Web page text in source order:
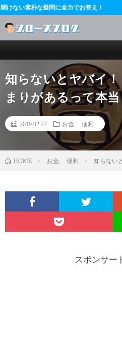
に全力でお答え！
知らないとヤバイ
まりがあるって本
2019.02.27 お金 便利
HOME お金, 便利 知らない
スポンサー